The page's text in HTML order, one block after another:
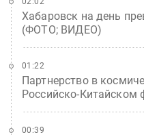
Хабаровск на день
(ФОТО; ВИДЕО)
Партнерство в
Российско-Китайском
01:22
00:39